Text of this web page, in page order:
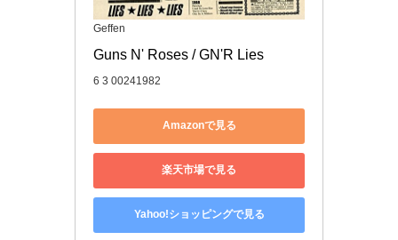
Geffen
Guns N' Roses / GN'R Lies
6 3 00241982
Amazonで見る
楽天市場で見る
Yahoo!ショッピングで見る